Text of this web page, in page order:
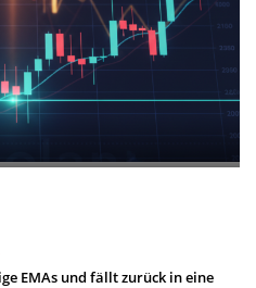
EMAs und fällt zurück in eine